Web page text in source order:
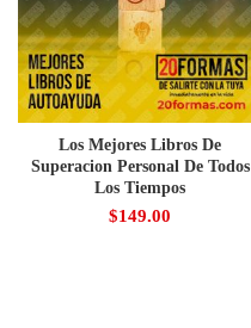
Los Mejores Libros De
Superacion Personal De Todos
Los Tiempos
$149.00